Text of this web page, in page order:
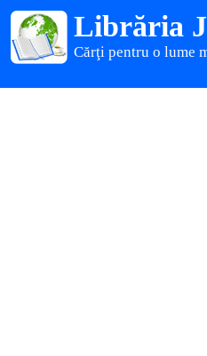
Librăria
Cărţi pentru o lume